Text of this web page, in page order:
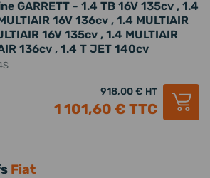
GARRETT - 1.4 TB 16V 135cv , 1.4
16V 136cv , 1.4 MULTIAIR
16V 135cv , 1.4 MULTIAIR
136cv , 1.4 T JET 140cv
918,00 € HT
1 101,60 € TTC
Fiat